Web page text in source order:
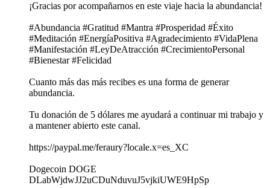
¡Gracias por acompañarnos en este viaje hacia la abundancia!
#Abundancia #Gratitud #Mantra #Prosperidad #Éxito
#Meditación #EnergíaPositiva #Agradecimiento #VidaPlena
#Manifestación #LeyDeAtracción #CrecimientoPersonal
#Bienestar #Felicidad
Cuanto más das más recibes es una forma de generar
abundancia.
Tu donación de 5 dólares me ayudará a continuar mi trabajo y
a mantener abierto este canal.
https://paypal.me/feraury?locale.x=es_XC
Dogecoin DOGE
DLabWjdwJJ2uCDuNduvuJ5vjkiUWE9HpSp